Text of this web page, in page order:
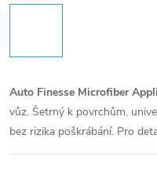
Auto Finesse Microfiber
vůz. Šetrný k povrchům,
bez rizika poškrábání. Pro